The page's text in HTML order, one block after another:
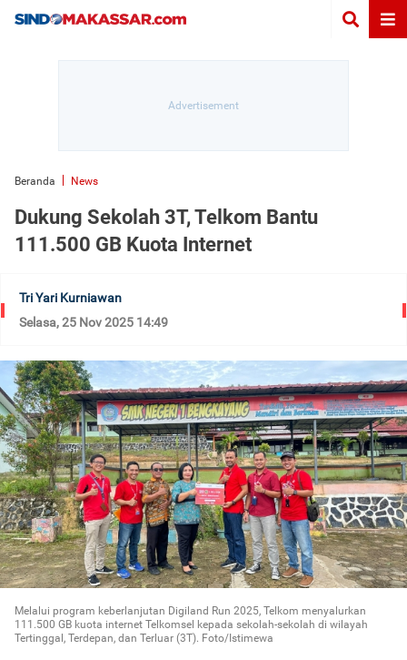
Beranda News
Dukung Sekolah 3T, Telkom Bantu
111.500 GB Kuota Internet
Tri Yari Kurniawan
Selasa, 25 Nov 2025 14:49
Melalui program keberlanjutan Digiland Run 2025, Telkom menyalurkan
111.500 GB kuota internet Telkomsel kepada sekolah-sekolah di wilayah
Tertinggal, Terdepan, dan Terluar (3T). Foto/Istimewa